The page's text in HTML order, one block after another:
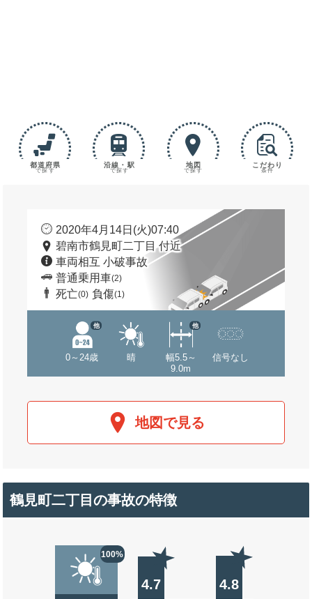
都道府県
で探す
沿線・駅
で探す
地図
で探す
こだわり
条件
2020年4月14日(火)07:40
碧南市鶴見町二丁目 付近
車両相互 小破事故
普通乗用車(2)
死亡(0) 負傷(1)
0～24歳
他
晴
幅5.5～
9.0m
他
信号なし
地図で見る
鶴見町二丁目の事故の特徴
100%
4.7 4.8